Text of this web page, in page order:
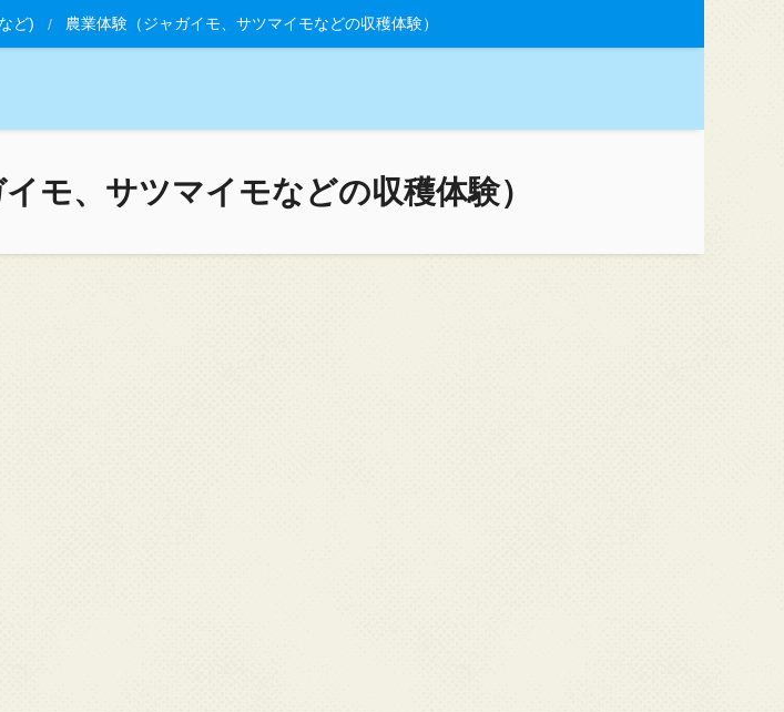
ど) 農業体験（ジャガイモ、サツマイモなどの収穫体験）
モ、サツマイモなどの収穫体験）